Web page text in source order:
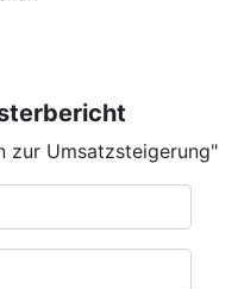
zur Umsatzsteigerung"